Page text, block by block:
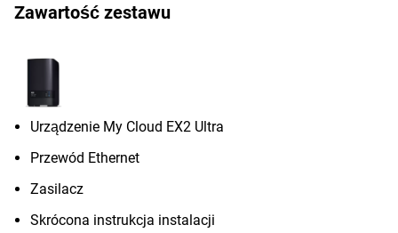
Zawartość zestawu
Urządzenie My Cloud EX2 Ultra
Przewód Ethernet
Zasilacz
Skrócona instrukcja instalacji